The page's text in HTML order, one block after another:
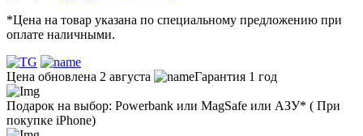
*Цена на товар указана по специальному предложению при
оплате наличными.
Цена обновлена 2 августа Гарантия 1 год
Подарок на выбор: Powerbank или MagSafe или AЗУ* ( При
покупке iPhone)